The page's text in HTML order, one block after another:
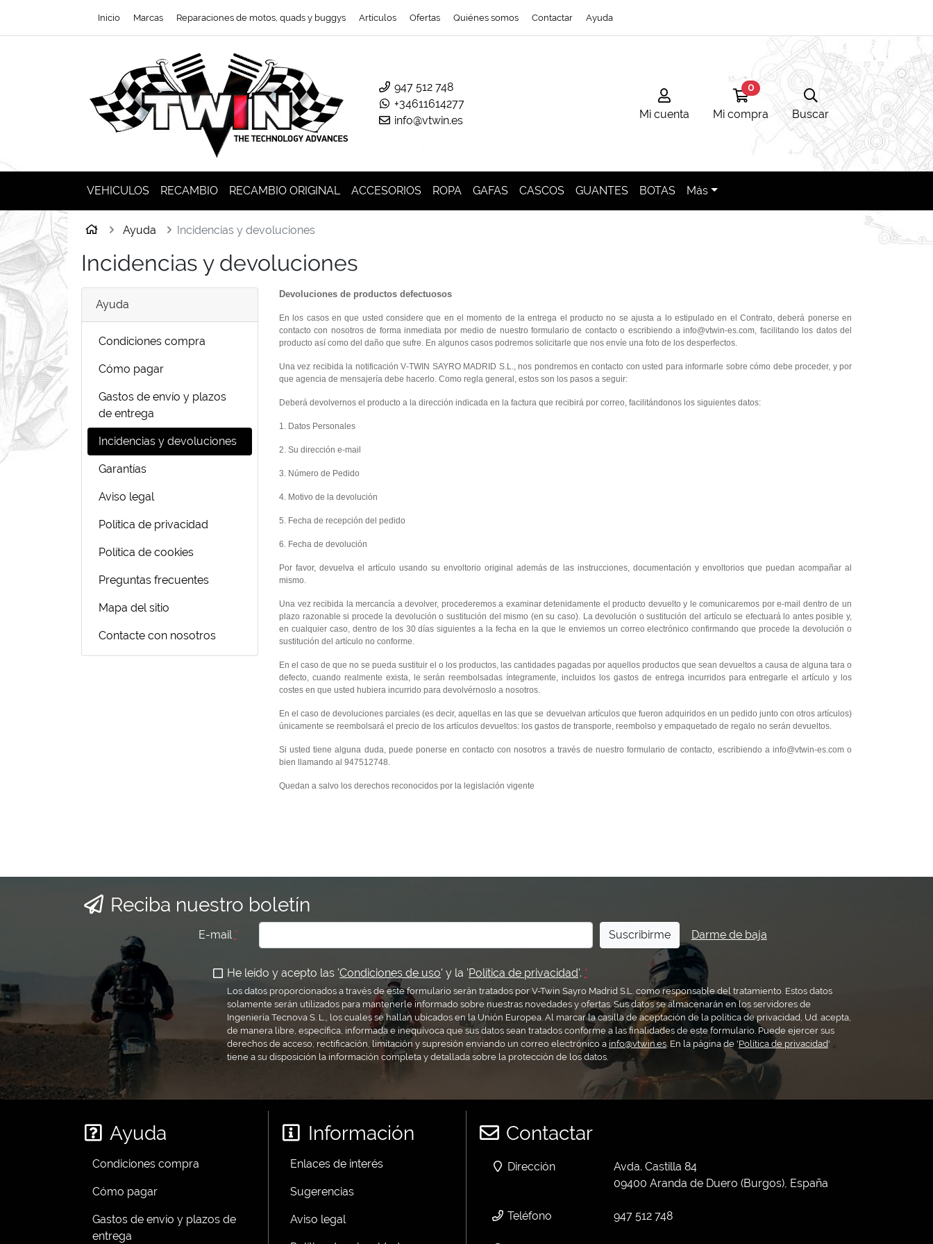
Inicio Marcas Reparaciones de motos, quads y buggys Artículos Ofertas Quiénes somos Contactar Ayuda
947 512 748
+34611614277
info@vtwin.es
Mi cuenta
Mi cuenta
Ir a mi compra
0
Mi compra
Búsqueda
Buscar
VEHICULOS RECAMBIO RECAMBIO ORIGINAL ACCESORIOS ROPA GAFAS CASCOS GUANTES BOTAS Más
InicioAyuda Incidencias y devoluciones
Incidencias y devoluciones
Ayuda
Condiciones compra
Cómo pagar
Gastos de envío y plazos
de entrega
Incidencias y devoluciones
Garantías
Aviso legal
Política de privacidad
Política de cookies
Preguntas frecuentes
Mapa del sitio
Contacte con nosotros
Devoluciones de productos defectuosos
En los casos en que usted considere que en el momento de la entrega el producto no se ajusta a lo estipulado en el Contrato, deberá ponerse en
contacto con nosotros de forma inmediata por medio de nuestro formulario de contacto o escribiendo a info@vtwin-es.com, facilitando los datos del
producto así como del daño que sufre. En algunos casos podremos solicitarle que nos envíe una foto de los desperfectos.
Una vez recibida la notificación V‐TWIN SAYRO MADRID S.L., nos pondremos en contacto con usted para informarle sobre cómo debe proceder, y por
que agencia de mensajería debe hacerlo. Como regla general, estos son los pasos a seguir:
Deberá devolvernos el producto a la dirección indicada en la factura que recibirá por correo, facilitándonos los siguientes datos:
1. Datos Personales
2. Su dirección e‐mail
3. Número de Pedido
4. Motivo de la devolución
5. Fecha de recepción del pedido
6. Fecha de devolución
Por favor, devuelva el artículo usando su envoltorio original además de las instrucciones, documentación y envoltorios que puedan acompañar al
mismo.
Una vez recibida la mercancía a devolver, procederemos a examinar detenidamente el producto devuelto y le comunicaremos por e‐mail dentro de un
plazo razonable si procede la devolución o sustitución del mismo (en su caso). La devolución o sustitución del artículo se efectuará lo antes posible y,
en cualquier caso, dentro de los 30 días siguientes a la fecha en la que le enviemos un correo electrónico confirmando que procede la devolución o
sustitución del artículo no conforme.
En el caso de que no se pueda sustituir el o los productos, las cantidades pagadas por aquellos productos que sean devueltos a causa de alguna tara o
defecto, cuando realmente exista, le serán reembolsadas íntegramente, incluidos los gastos de entrega incurridos para entregarle el artículo y los
costes en que usted hubiera incurrido para devolvérnoslo a nosotros.
En el caso de devoluciones parciales (es decir, aquellas en las que se devuelvan artículos que fueron adquiridos en un pedido junto con otros artículos)
únicamente se reembolsará el precio de los artículos devueltos: los gastos de transporte, reembolso y empaquetado de regalo no serán devueltos.
Si usted tiene alguna duda, puede ponerse en contacto con nosotros a través de nuestro formulario de contacto, escribiendo a info@vtwin-es.com o
bien llamando al 947512748.
Quedan a salvo los derechos reconocidos por la legislación vigente
Reciba nuestro boletín
E-mail * Suscribirme Darme de baja
He leído y acepto las 'Condiciones de uso' y la 'Política de privacidad'. *
Los datos proporcionados a través de este formulario serán tratados por V-Twin Sayro Madrid S.L. como responsable del tratamiento. Estos datos
solamente serán utilizados para mantenerle informado sobre nuestras novedades y ofertas. Sus datos se almacenarán en los servidores de
Ingeniería Tecnova S. L., los cuales se hallan ubicados en la Unión Europea. Al marcar la casilla de aceptación de la política de privacidad, Ud. acepta,
de manera libre, específica, informada e inequívoca que sus datos sean tratados conforme a las finalidades de este formulario. Puede ejercer sus
derechos de acceso, rectificación, limitación y supresión enviando un correo electrónico a info@vtwin.es. En la página de 'Política de privacidad'
tiene a su disposición la información completa y detallada sobre la protección de los datos.
Ayuda
Condiciones compra
Cómo pagar
Gastos de envío y plazos de
entrega
Información
Enlaces de interés
Sugerencias
Aviso legal
Contactar
Dirección
Avda. Castilla 84
09400 Aranda de Duero (Burgos), España
Teléfono 947 512 748